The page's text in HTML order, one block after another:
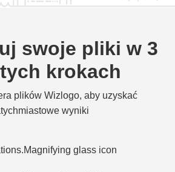
swoje pliki w 3
krokach
plików Wizlogo, aby uzyskać
wyniki